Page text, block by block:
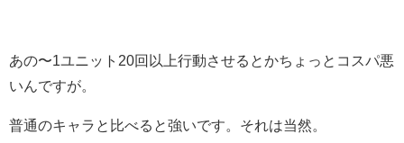
あの〜1ユニット20回以上行動させるとかちょっとコスパ悪
いんですが。
普通のキャラと比べると強いです。それは当然。